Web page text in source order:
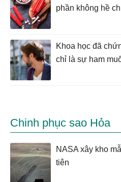
phần không hề
Khoa học đã
chỉ là sự ham
Chinh phục sao Hỏa
NASA xây kho
tiên